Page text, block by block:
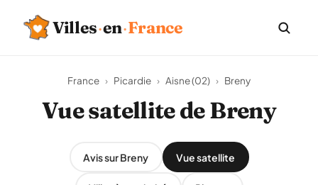
Villes·en·France
France › Picardie › Aisne (02) › Breny
Vue satellite de Breny
Avis sur Breny Vue satellite